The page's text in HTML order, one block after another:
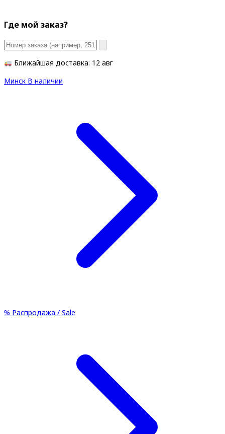
Где мой заказ?
Ближайшая доставка: 12 авг
Минск В наличии
% Распродажа / Sale